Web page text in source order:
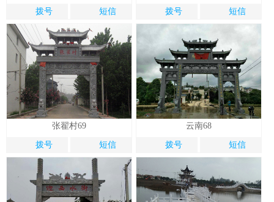
拨号 短信 拨号 短信
张翟村69
拨号 短信
云南68
拨号 短信